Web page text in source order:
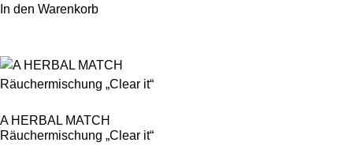
In den Warenkorb
A HERBAL MATCH
Räuchermischung „Clear it“